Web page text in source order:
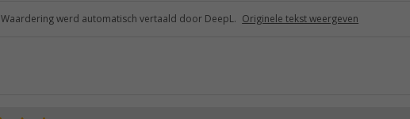
Waardering werd automatisch vertaald door DeepL. Originele tekst weergeven